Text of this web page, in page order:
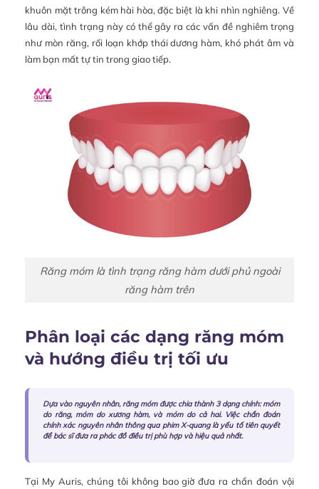
khuôn mặt trông kém hài hòa, đặc biệt là khi nhìn nghiêng. Về
lâu dài, tình trạng này có thể gây ra các vấn đề nghiêm trọng
như mòn răng, rối loạn khớp thái dương hàm, khó phát âm và
làm bạn mất tự tin trong giao tiếp.
Răng móm là tình trạng răng hàm dưới phủ ngoài
răng hàm trên
Phân loại các dạng răng móm
và hướng điều trị tối ưu
Dựa vào nguyên nhân, răng móm được chia thành 3 dạng chính: móm
do răng, móm do xương hàm, và móm do cả hai. Việc chẩn đoán
chính xác nguyên nhân thông qua phim X-quang là yếu tố tiên quyết
để bác sĩ đưa ra phác đồ điều trị phù hợp và hiệu quả nhất.
Tại My Auris, chúng tôi không bao giờ đưa ra chẩn đoán vội